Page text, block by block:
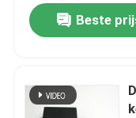
Beste